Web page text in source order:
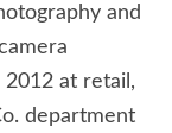
and
at retail,
department